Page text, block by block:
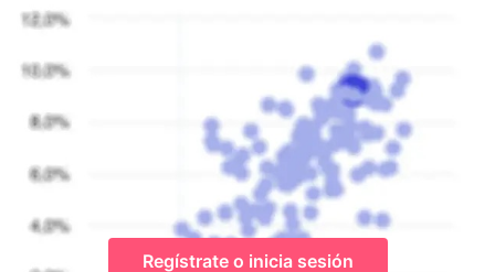
Regístrate o inicia sesión